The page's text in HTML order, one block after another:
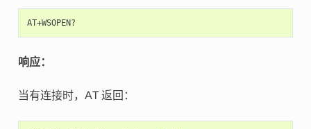
响应：
当有连接时，AT 返回：